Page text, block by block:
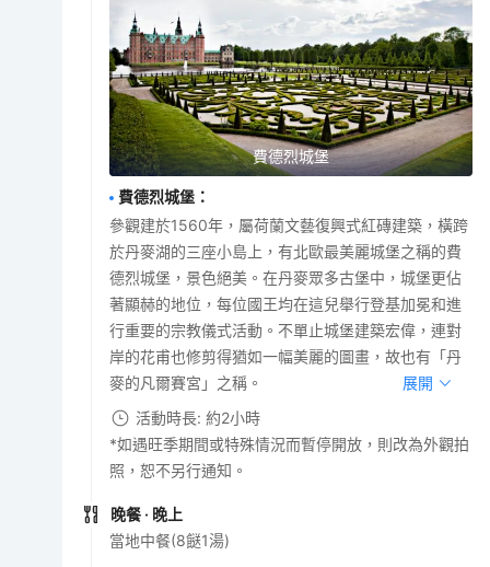
費德烈城堡
費德烈城堡 ：
參觀建於1560年，屬荷蘭文藝復興式紅磚建築，橫跨
於丹麥湖的三座小島上，有北歐最美麗城堡之稱的費
德烈城堡，景色絕美。在丹麥眾多古堡中，城堡更佔
著顯赫的地位，每位國王均在這兒舉行登基加冕和進
行重要的宗教儀式活動。不單止城堡建築宏偉，連對
岸的花甫也修剪得猶如一幅美麗的圖畫，故也有「丹
麥的凡爾賽宮」之稱。
展開
活動時長: 約2小時
*如遇旺季期間或特殊情況而暫停開放，則改為外觀拍
照，恕不另行通知。
晚餐 · 晚上
當地中餐(8餸1湯)